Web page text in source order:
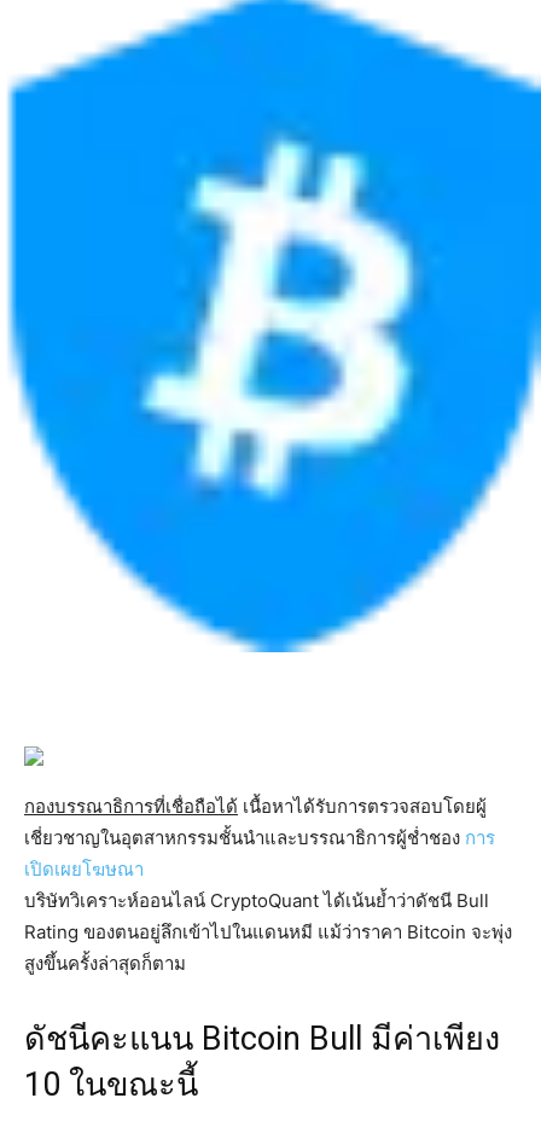
กองบรรณาธิการที่เชื่อถือได้ เนื้อหาได้รับการตรวจสอบโดยผู้
เชี่ยวชาญในอุตสาหกรรมชั้นนำและบรรณาธิการผู้ช่ำชอง การ
เปิดเผยโฆษณา
บริษัทวิเคราะห์ออนไลน์ CryptoQuant ได้เน้นย้ำว่าดัชนี Bull
Rating ของตนอยู่ลึกเข้าไปในแดนหมี แม้ว่าราคา Bitcoin จะพุ่ง
สูงขึ้นครั้งล่าสุดก็ตาม
ดัชนีคะแนน Bitcoin Bull มีค่าเพียง
10 ในขณะนี้